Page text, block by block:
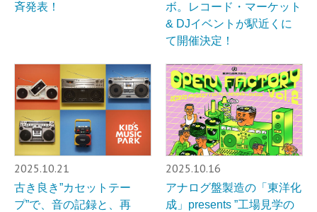
斉発表！
ボ。レコード・マーケット
& DJイベントが駅近くに
て開催決定！
2025.10.21
古き良き”カセットテー
プ”で、⾳の記録と、再
2025.10.16
アナログ盤製造の「東洋化
成」presents ”工場見学の